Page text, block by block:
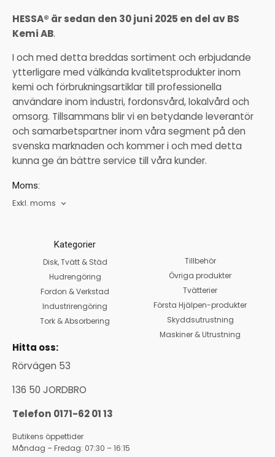
HESSA® är sedan den 30 juni 2025 en del av BS
Kemi AB.
I och med detta breddas sortiment och erbjudande
ytterligare med välkända kvalitetsprodukter inom
kemi och förbrukningsartiklar till professionella
användare inom industri, fordonsvård, lokalvård och
omsorg. Tillsammans blir vi en betydande leverantör
och samarbetspartner inom våra segment på den
svenska marknaden och kommer i och med detta
kunna ge än bättre service till våra kunder.
Moms:
Exkl. moms
Kategorier
Disk, Tvätt & Städ
Hudrengöring
Fordon & Verkstad
Industrirengöring
Tork & Absorbering
Hitta oss:
Rörvägen 53
136 50 JORDBRO
Telefon 0171-62 01 13
Butikens öppettider
Måndag – Fredag: 07:30 – 16:15
Tillbehör
Övriga produkter
Tvätterier
Första Hjälpen-produkter
Skyddsutrustning
Maskiner & Utrustning